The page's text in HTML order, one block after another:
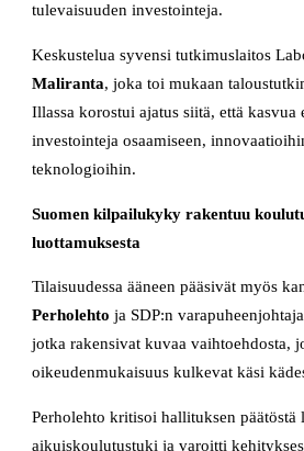
tulevaisuuden investointeja.
Keskustelua syvensi tutkimuslaitos
Maliranta, joka toi mukaan
Illassa korostui ajatus siitä, että kasvua
investointeja osaamiseen,
teknologioihin.
Suomen kilpailukyky rakentuu
luottamuksesta
Tilaisuudessa ääneen pääsivät myös
Perholehto ja SDP:n
jotka rakensivat kuvaa vaihtoehdosta,
oikeudenmukaisuus kulkevat käsi
Perholehto kritisoi hallituksen päätöstä
aikuiskoulutustuki ja varoitti